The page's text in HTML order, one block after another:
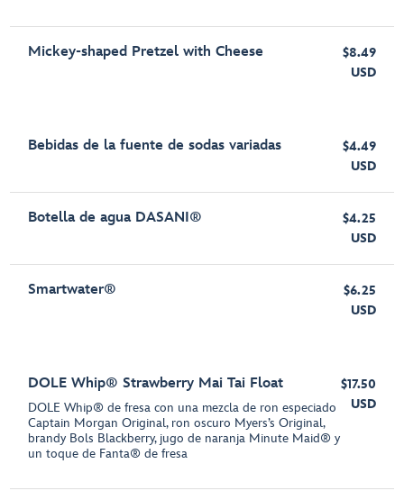
Mickey-shaped Pretzel with Cheese
$8.49
USD
Bebidas de la fuente de sodas variadas
$4.49
USD
Botella de agua DASANI®
$4.25
USD
Smartwater®
$6.25
USD
DOLE Whip® Strawberry Mai Tai Float
DOLE Whip® de fresa con una mezcla de ron especiado
Captain Morgan Original, ron oscuro Myers’s Original,
brandy Bols Blackberry, jugo de naranja Minute Maid® y
un toque de Fanta® de fresa
$17.50
USD